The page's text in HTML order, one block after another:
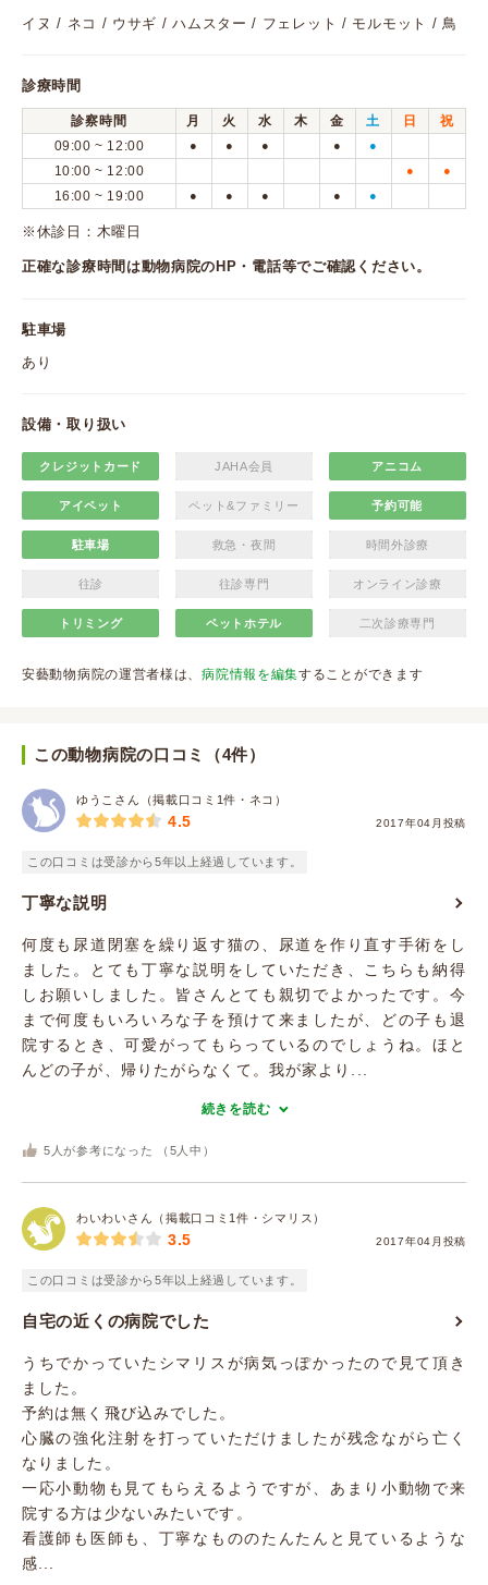
イヌ / ネコ / ウサギ / ハムスター / フェレット / モルモット / 鳥
診療時間
診察時間 月 火 水 木 金 土 日
祝
09:00 ~ 12:00
● ● ● ● ●
10:00 ~ 12:00 ● ●
16:00 ~ 19:00 ● ● ● ● ●
※休診日：木曜日
正確な診療時間は動物病院のHP・電話等でご確認ください。
駐車場
あり
設備・取り扱い
クレジットカード JAHA会員 アニコム
アイペット ペット&ファミリー 予約可能
駐車場 救急・夜間 時間外診療
往診 往診専門 オンライン診療
トリミング ペットホテル 二次診療専門
安藝動物病院の運営者様は、病院情報を編集することができます
この動物病院の口コミ（4件）
ゆうこさん（掲載口コミ1件・ネコ）
2017年04月投稿
4.5
この口コミは受診から5年以上経過しています。
丁寧な説明
何度も尿道閉塞を繰り返す猫の、尿道を作り直す手術をし
ました。とても丁寧な説明をしていただき、こちらも納得
しお願いしました。皆さんとても親切でよかったです。今
まで何度もいろいろな子を預けて来ましたが、どの子も退
院するとき、可愛がってもらっているのでしょうね。ほと
んどの子が、帰りたがらなくて。我が家より...
続きを読む
5 人が参考になった （ 5 人中）
わいわいさん（掲載口コミ1件・シマリス）
2017年04月投稿
3.5
この口コミは受診から5年以上経過しています。
自宅の近くの病院でした
うちでかっていたシマリスが病気っぽかったので見て頂き
ました。
予約は無く飛び込みでした。
心臓の強化注射を打っていただけましたが残念ながら亡く
なりました。
一応小動物も見てもらえるようですが、あまり小動物で来
院する方は少ないみたいです。
看護師も医師も、丁寧なもののたんたんと見ているような
感...